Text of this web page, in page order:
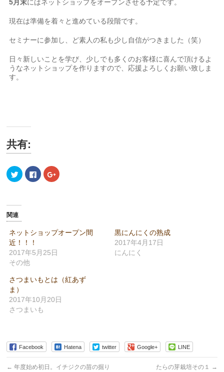
5月末にはネットショップをオープンさせる予定です。
現在は準備を着々と進めている段階です。
セミナーに参加し、ど素人の私も少し自信がつきました（笑）
日々新しいことを学び、少しでも多くのお客様に喜んで頂けるよ
うなネットショップを作りますので、応援よろしくお願い致しま
す。
共有:
ク
リ
Twitter
共
(新
し
い
ウ
ィ
ン
ド
で
ま
す)
Facebook
で
ッ
ク
て
く
(新
ウ
ィ
ン
き
ま
す)
ク
リ
(新
し
ウ
ィ
で
ま
す)
関連
ネットショップオープン間
近！！！
2017年5月25日
その他
黒にんにくの熟成
2017年4月17日
にんにく
さつまいもとは（紅あず
ま）
2017年10月20日
さつまいも
Facebook Hatena twitter Google+ LINE
← 年度始め初日。イチジクの苗の掘り
たらの芽栽培その１ →